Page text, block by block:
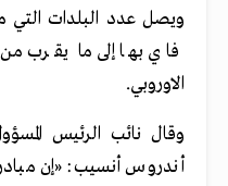
ويصل عدد البلدات
الاوروبي.
وقال نائب الرئيس